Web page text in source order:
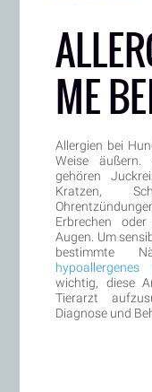
ME
Allergien bei
Weise äußern.
gehören
Kratzen,
Erbrechen
Augen. Um
bestimmte
hypoallergenes
wichtig, diese
Tierarzt
Diagnose und